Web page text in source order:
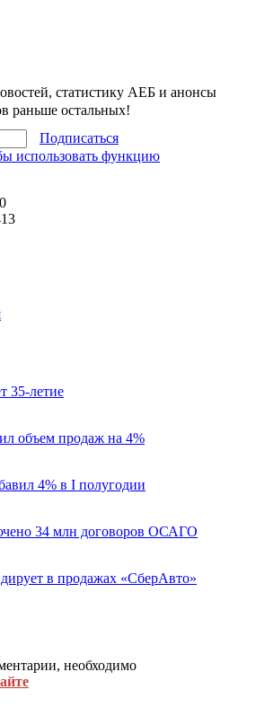
статистику АЕБ и анонсы
раньше остальных!
Подписаться
0
35-летие
объем продаж на 4%
4% в I полугодии
34 млн договоров ОСАГО
в продажах «СберАвто»
необходимо